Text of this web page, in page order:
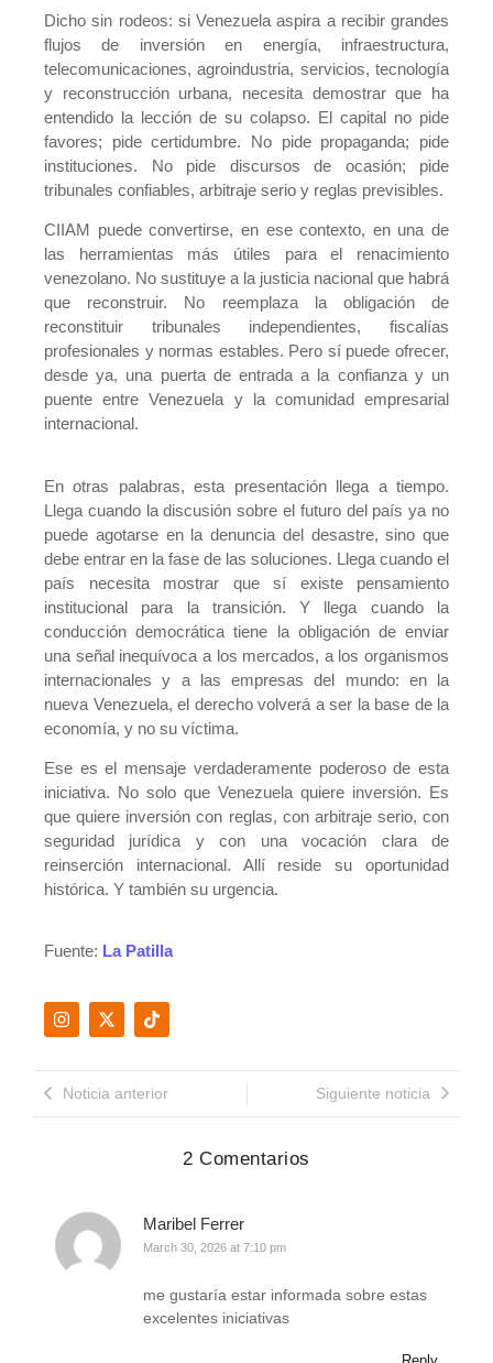
Dicho sin rodeos: si Venezuela aspira a recibir grandes
flujos de inversión en energía, infraestructura,
telecomunicaciones, agroindustria, servicios, tecnología
y reconstrucción urbana, necesita demostrar que ha
entendido la lección de su colapso. El capital no pide
favores; pide certidumbre. No pide propaganda; pide
instituciones. No pide discursos de ocasión; pide
tribunales confiables, arbitraje serio y reglas previsibles.
CIIAM puede convertirse, en ese contexto, en una de
las herramientas más útiles para el renacimiento
venezolano. No sustituye a la justicia nacional que habrá
que reconstruir. No reemplaza la obligación de
reconstituir tribunales independientes, fiscalías
profesionales y normas estables. Pero sí puede ofrecer,
desde ya, una puerta de entrada a la confianza y un
puente entre Venezuela y la comunidad empresarial
internacional.
En otras palabras, esta presentación llega a tiempo.
Llega cuando la discusión sobre el futuro del país ya no
puede agotarse en la denuncia del desastre, sino que
debe entrar en la fase de las soluciones. Llega cuando el
país necesita mostrar que sí existe pensamiento
institucional para la transición. Y llega cuando la
conducción democrática tiene la obligación de enviar
una señal inequívoca a los mercados, a los organismos
internacionales y a las empresas del mundo: en la
nueva Venezuela, el derecho volverá a ser la base de la
economía, y no su víctima.
Ese es el mensaje verdaderamente poderoso de esta
iniciativa. No solo que Venezuela quiere inversión. Es
que quiere inversión con reglas, con arbitraje serio, con
seguridad jurídica y con una vocación clara de
reinserción internacional. Allí reside su oportunidad
histórica. Y también su urgencia.
Fuente: La Patilla
Noticia anterior Siguiente noticia
2 Comentarios
Maribel Ferrer
March 30, 2026 at 7:10 pm
me gustaría estar informada sobre estas
excelentes iniciativas